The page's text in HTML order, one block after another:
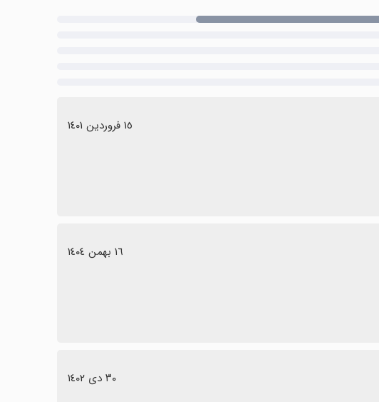
١٥ فروردین ١٤٠١
١٦ بهمن ١٤٠٤
٣٠ دی ١٤٠٢